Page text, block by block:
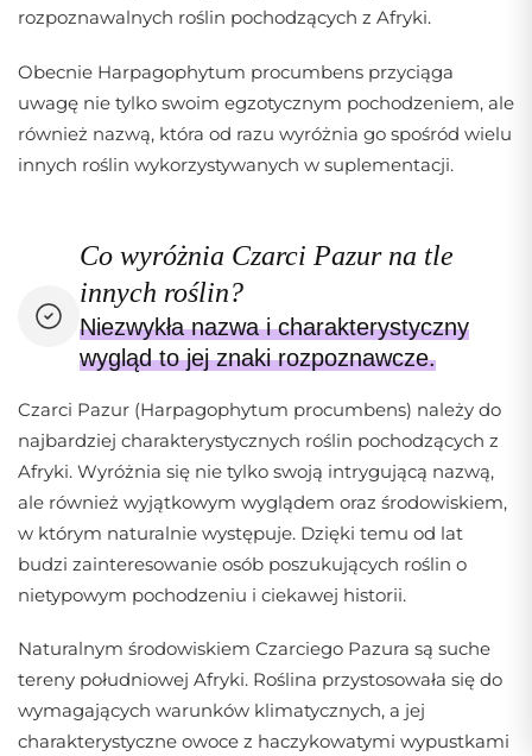
rozpoznawalnych roślin pochodzących z Afryki.
Obecnie Harpagophytum procumbens przyciąga
uwagę nie tylko swoim egzotycznym pochodzeniem, ale
również nazwą, która od razu wyróżnia go spośród wielu
innych roślin wykorzystywanych w suplementacji.
Co wyróżnia Czarci Pazur na tle
innych roślin?
Niezwykła nazwa i charakterystyczny
wygląd to jej znaki rozpoznawcze.
Czarci Pazur (Harpagophytum procumbens) należy do
najbardziej charakterystycznych roślin pochodzących z
Afryki. Wyróżnia się nie tylko swoją intrygującą nazwą,
ale również wyjątkowym wyglądem oraz środowiskiem,
w którym naturalnie występuje. Dzięki temu od lat
budzi zainteresowanie osób poszukujących roślin o
nietypowym pochodzeniu i ciekawej historii.
Naturalnym środowiskiem Czarciego Pazura są suche
tereny południowej Afryki. Roślina przystosowała się do
wymagających warunków klimatycznych, a jej
charakterystyczne owoce z haczykowatymi wypustkami